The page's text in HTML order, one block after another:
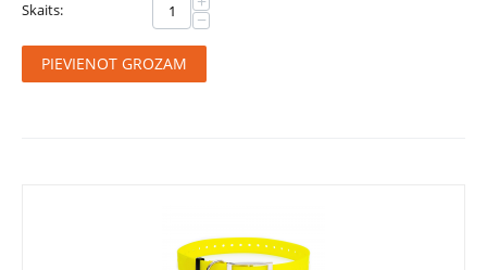
Skaits: −
PIEVIENOT GROZAM